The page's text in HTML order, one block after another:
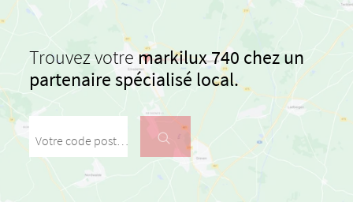
Trouvez votremarkilux 740 chez un
partenaire spécialisé local.
Votre code postal / votre ville